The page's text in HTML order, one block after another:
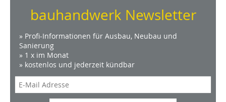
bauhandwerk Newsletter
» Profi-Informationen für Ausbau, Neubau und
Sanierung
» 1 x im Monat
» kostenlos und jederzeit kündbar